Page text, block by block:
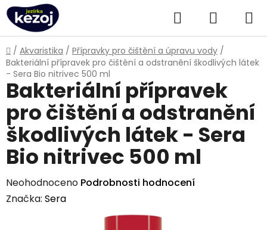
Přejít
na
obsah
Hledat
KOŠÍK
Domů
/ Akvaristika / Přípravky pro čištění a úpravu vody /
Bakteriální přípravek pro čištění a odstranění škodlivých látek
- Sera Bio nitrivec 500 ml
Bakteriální přípravek
pro čištění a odstranění
škodlivých látek - Sera
Bio nitrivec 500 ml
Průměrné
hodnocení
Neohodnoceno Podrobnosti hodnocení
Značka: Sera